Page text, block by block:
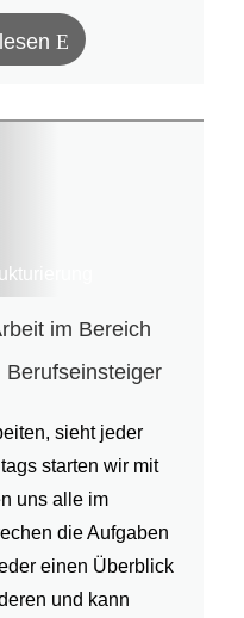
im Bereich
sieht jeder
starten wir mit
uns alle im
die Aufgaben
einen Überblick
und kann